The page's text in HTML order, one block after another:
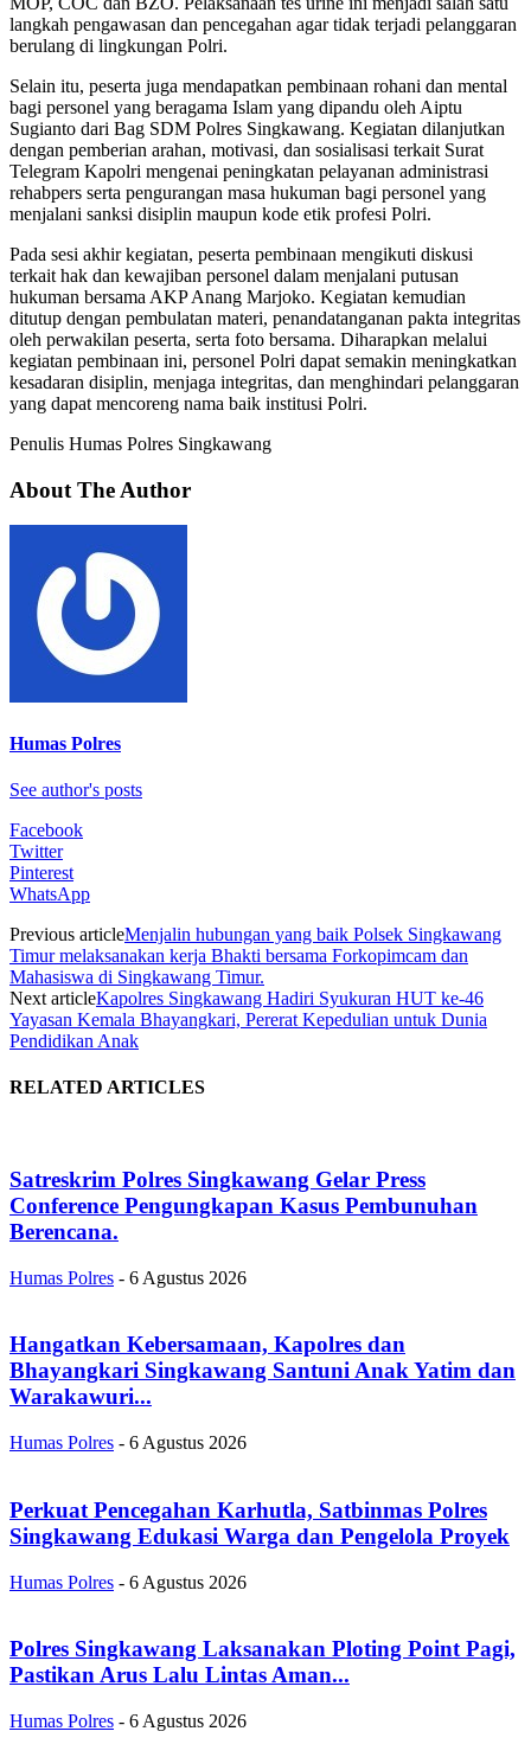
langkah pengawasan dan pencegahan agar tidak terjadi pelanggaran
berulang di lingkungan Polri.
Selain itu, peserta juga mendapatkan pembinaan rohani dan mental
bagi personel yang beragama Islam yang dipandu oleh Aiptu
Sugianto dari Bag SDM Polres Singkawang. Kegiatan dilanjutkan
dengan pemberian arahan, motivasi, dan sosialisasi terkait Surat
Telegram Kapolri mengenai peningkatan pelayanan administrasi
rehabpers serta pengurangan masa hukuman bagi personel yang
menjalani sanksi disiplin maupun kode etik profesi Polri.
Pada sesi akhir kegiatan, peserta pembinaan mengikuti diskusi
terkait hak dan kewajiban personel dalam menjalani putusan
hukuman bersama AKP Anang Marjoko. Kegiatan kemudian
ditutup dengan pembulatan materi, penandatanganan pakta integritas
oleh perwakilan peserta, serta foto bersama. Diharapkan melalui
kegiatan pembinaan ini, personel Polri dapat semakin meningkatkan
kesadaran disiplin, menjaga integritas, dan menghindari pelanggaran
yang dapat mencoreng nama baik institusi Polri.
Penulis Humas Polres Singkawang
About The Author
Humas Polres
See author's posts
Facebook
Twitter
Pinterest
WhatsApp
Previous articleMenjalin hubungan yang baik Polsek Singkawang
Timur melaksanakan kerja Bhakti bersama Forkopimcam dan
Mahasiswa di Singkawang Timur.
Next articleKapolres Singkawang Hadiri Syukuran HUT ke-46
Yayasan Kemala Bhayangkari, Pererat Kepedulian untuk Dunia
Pendidikan Anak
RELATED ARTICLES
Satreskrim Polres Singkawang Gelar Press
Conference Pengungkapan Kasus Pembunuhan
Berencana.
Humas Polres - 6 Agustus 2026
Hangatkan Kebersamaan, Kapolres dan
Bhayangkari Singkawang Santuni Anak Yatim dan
Warakawuri...
Humas Polres - 6 Agustus 2026
Perkuat Pencegahan Karhutla, Satbinmas Polres
Singkawang Edukasi Warga dan Pengelola Proyek
Humas Polres - 6 Agustus 2026
Polres Singkawang Laksanakan Ploting Point Pagi,
Pastikan Arus Lalu Lintas Aman...
Humas Polres - 6 Agustus 2026